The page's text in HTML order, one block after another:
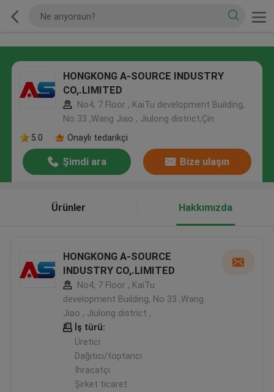
HONGKONG A-SOURCE INDUSTRY
CO,.LIMITED
No4, 7 Floor , KaiTu development Building,
No 33 ,Wang Jiao , Jiulong district,Çin
5.0
Onaylı tedarikçi
Şimdi ara Bize ulaşın
Ürünler Hakkımızda
HONGKONG A-SOURCE
INDUSTRY CO,.LIMITED
No4, 7 Floor , KaiTu
development Building, No 33 ,Wang
Jiao , Jiulong district ,
İş türü:
Üretici
Dağıtıcı/toptancı
İhracatçı
Şirket ticaret